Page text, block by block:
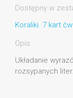
Dostępny w
Koraliki. 7 kart
Opis:
Układanie
rozsypanych liter.